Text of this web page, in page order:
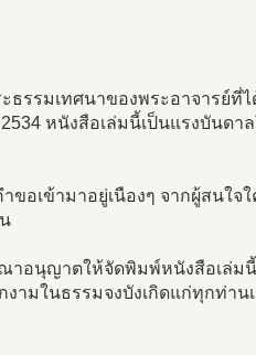
ธรรมเทศนาของพระอาจารย์ที่
หนังสือเล่มนี้เป็นแรงบันดา
ขอเข้ามาอยู่เนืองๆ จากผู้สนใ
าอนุญาตให้จัดพิมพ์หนังสือเล่
ามในธรรมจงบังเกิดแก่ทุกท่าน